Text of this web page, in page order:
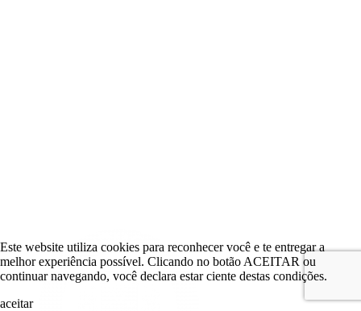
Este website utiliza cookies para reconhecer você e te entregar a
melhor experiência possível. Clicando no botão ACEITAR ou
continuar navegando, você declara estar ciente destas condições.
aceitar